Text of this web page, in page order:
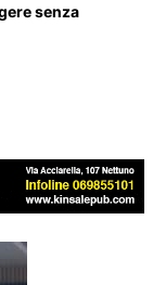
senza